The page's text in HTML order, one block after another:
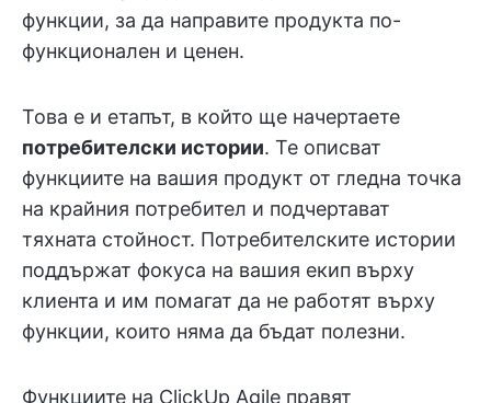
функции, за да направите продукта по-
функционален и ценен.
Това е и етапът, в който ще начертаете
потребителски истории. Те описват
функциите на вашия продукт от гледна точка
на крайния потребител и подчертават
тяхната стойност. Потребителските истории
поддържат фокуса на вашия екип върху
клиента и им помагат да не работят върху
функции, които няма да бъдат полезни.
Функциите на ClickUp Agile правят